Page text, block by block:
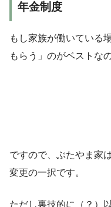
年金制度
もし家族が働いている
もらう」のがベストな
ですので、ぶたやま家
変更の一択です。
ただし裏技的に（？）